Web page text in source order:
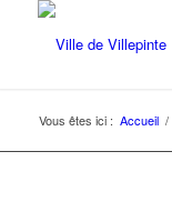
Vous êtes ici : Accueil /